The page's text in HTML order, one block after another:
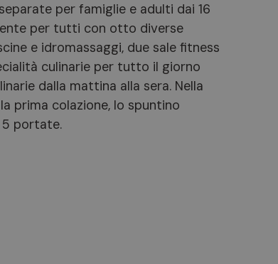
per famiglie e adulti dai 16
per tutti con otto diverse
e idromassaggi, due sale fitness
culinarie per tutto il giorno
dalla mattina alla sera. Nella
prima colazione, lo spuntino
5 portate.